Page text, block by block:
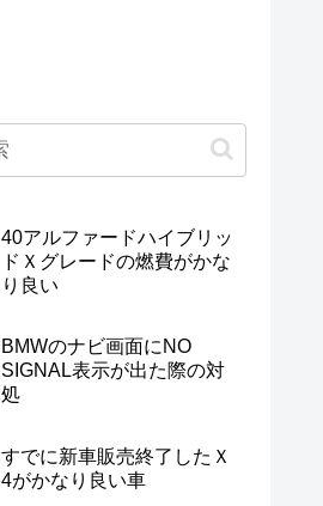
40アルファードハイブリッ
ドＸグレードの燃費がかな
り良い
BMWのナビ画面にNO
SIGNAL表示が出た際の対
処
すでに新車販売終了したＸ
4がかなり良い車